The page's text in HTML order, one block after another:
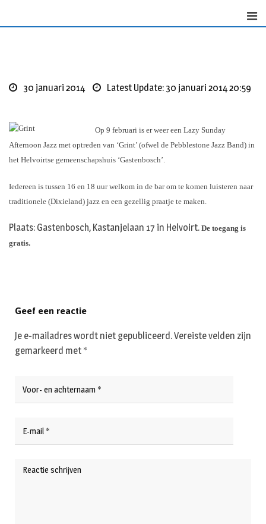
30 januari 2014 Latest Update: 30 januari 2014 20:59
Op 9 februari is er weer een Lazy Sunday
Afternoon Jazz met optreden van ‘Grint’ (ofwel de Pebblestone Jazz Band) in
het Helvoirtse gemeenschapshuis ‘Gastenbosch’.
Iedereen is tussen 16 en 18 uur welkom in de bar om te komen luisteren naar
traditionele (Dixieland) jazz en een gezellig praatje te maken.
Plaats: Gastenbosch, Kastanjelaan 17 in Helvoirt. De toegang is
gratis.
Geef een reactie
Je e-mailadres wordt niet gepubliceerd.Vereiste velden zijn
gemarkeerd met *